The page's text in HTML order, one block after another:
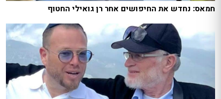
חמאס: נחדש את החיפושים אחר רן גואילי החטוף